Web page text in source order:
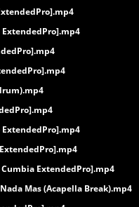
ExtendedPro].mp4
ExtendedPro].mp4
Cumbia ExtendedPro].mp4
Mas (Acapella Break).mp4